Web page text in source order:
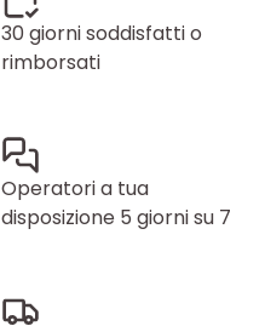
30 giorni soddisfatti o
rimborsati
Operatori a tua
disposizione 5 giorni su 7